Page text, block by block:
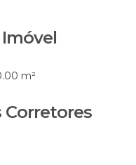
infraestrutura viária
para construção
.00 m²
Corretores